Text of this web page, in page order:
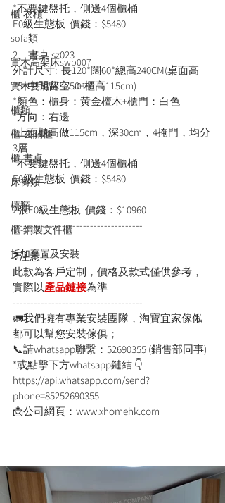
櫃-衣櫃
sofa類
實木高架床swb007
實木雙層床swb019
櫃類
櫃-玄關櫃
櫃-書桌
床褥類
檯類
櫃-鋼製文件櫃
拆加棄置及安裝
*不要鍵盤托，側邊4個櫃桶
E0級生態板  價錢：$5480
2、書桌 sz023
外計尺寸:  長120*闊60*總高240CM(桌面高
75+中間留空50+櫃高115cm)
*顏色：櫃身：黃金檀木+櫃門：白色
*方向：右邊
*上面櫃高做115cm，深30cm，4掩門，均分
3層
*不要鍵盤托，側邊4個櫃桶
E0級生態板  價錢：$5480
2張E0級生態板  價錢：$10960
-------------------------------------
❓注意：
此款為客戶定制，價格及款式僅供參考，
實際以產品鏈接為準
-------------------------------------
🚛我們擁有專業安裝團隊，淘寶宜家傢俬
都可以幫您安裝傢俱；
📞請whatsapp聯繫：52690355 (銷售部同事)
*或點擊下方whatsapp鏈結 👇
https://api.whatsapp.com/send?
phone=85252690355
📩公司網頁：www.xhomehk.com